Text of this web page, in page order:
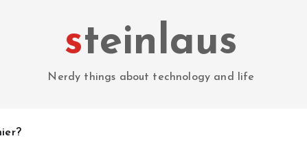
steinlaus
Nerdy things about technology and life